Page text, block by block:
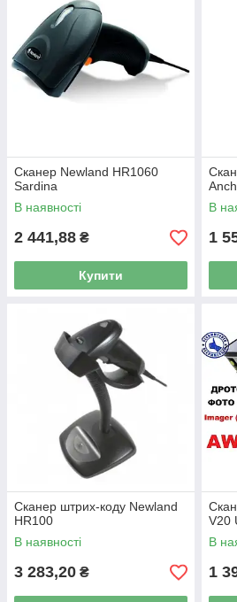
Сканер Newland HR1060
Sardina
В наявності
2 441,88 ₴
Купити
В
1
Сканер штрих-коду Newland
HR100
В наявності
3 283,20 ₴
V20
В
1